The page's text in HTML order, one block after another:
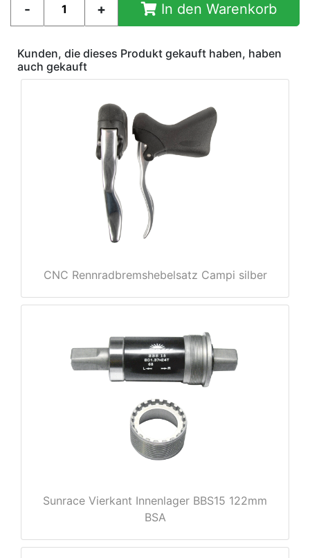
In den Warenkorb
Kunden, die dieses Produkt gekauft haben, haben
auch gekauft
CNC Rennradbremshebelsatz Campi silber
Sunrace Vierkant Innenlager BBS15 122mm
BSA